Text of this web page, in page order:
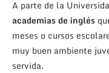
A parte de la
academias de inglés
meses o cursos
muy buen ambiente
servida.